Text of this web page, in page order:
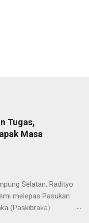
Tugas,
Masa
Selatan, Radityo
melepas Pasukan
(Paskibraka)